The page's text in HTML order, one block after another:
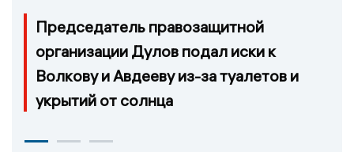
Председатель правозащитной
организации Дулов подал иски к
Волкову и Авдееву из-за туалетов и
укрытий от солнца